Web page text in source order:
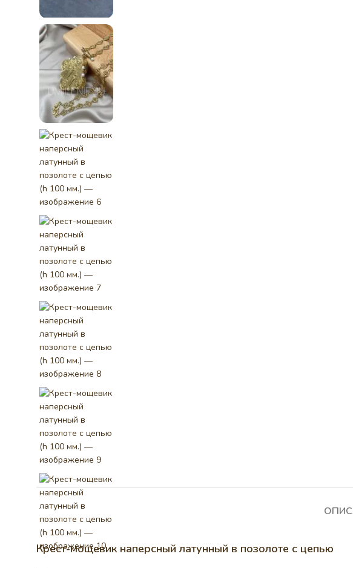
Крест-мощевик наперсный латунный в позолоте с цепью